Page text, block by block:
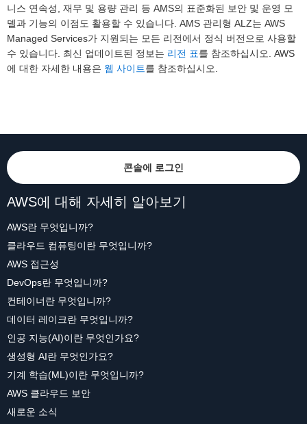
니스 연속성, 재무 및 용량 관리 등 AMS의 표준화된 보안 및 운영 모
델과 기능의 이점도 활용할 수 있습니다. AMS 관리형 ALZ는 AWS
Managed Services가 지원되는 모든 리전에서 정식 버전으로 사용할
수 있습니다. 최신 업데이트된 정보는 리전 표를 참조하십시오. AWS
에 대한 자세한 내용은 웹 사이트를 참조하십시오.
콘솔에 로그인
AWS에 대해 자세히 알아보기
AWS란 무엇입니까?
클라우드 컴퓨팅이란 무엇입니까?
AWS 접근성
DevOps란 무엇입니까?
컨테이너란 무엇입니까?
데이터 레이크란 무엇입니까?
인공 지능(AI)이란 무엇인가요?
생성형 AI란 무엇인가요?
기계 학습(ML)이란 무엇입니까?
AWS 클라우드 보안
새로운 소식